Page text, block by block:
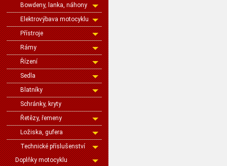
Bowdeny, lanka, náhony
Elektrovýbava motocyklu
Přístroje
Rámy
Řízení
Sedla
Blatníky
Schránky, kryty
Řetězy, řemeny
Ložiska, gufera
Technické příslušenství
Doplňky motocyklu